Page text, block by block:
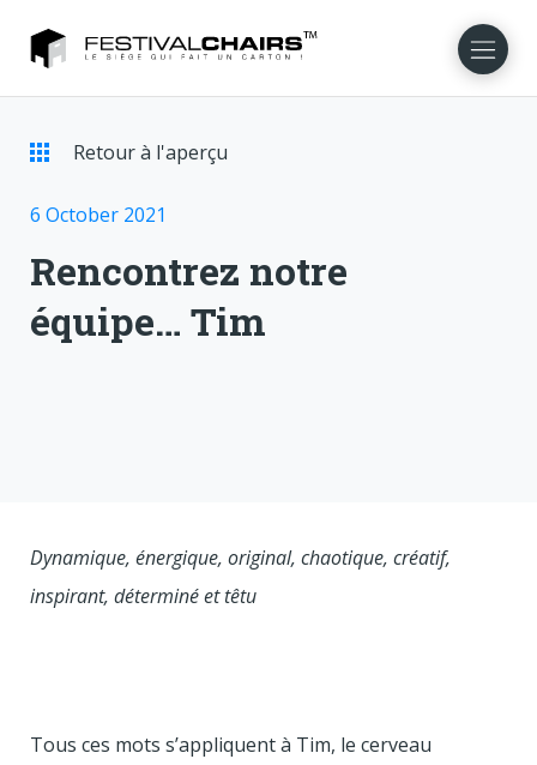
NL EN
Retour à l'aperçu
6 October 2021
Rencontrez notre
équipe… Tim
Dynamique, énergique, original, chaotique, créatif,
inspirant, déterminé et têtu
Tous ces mots s’appliquent à Tim, le cerveau